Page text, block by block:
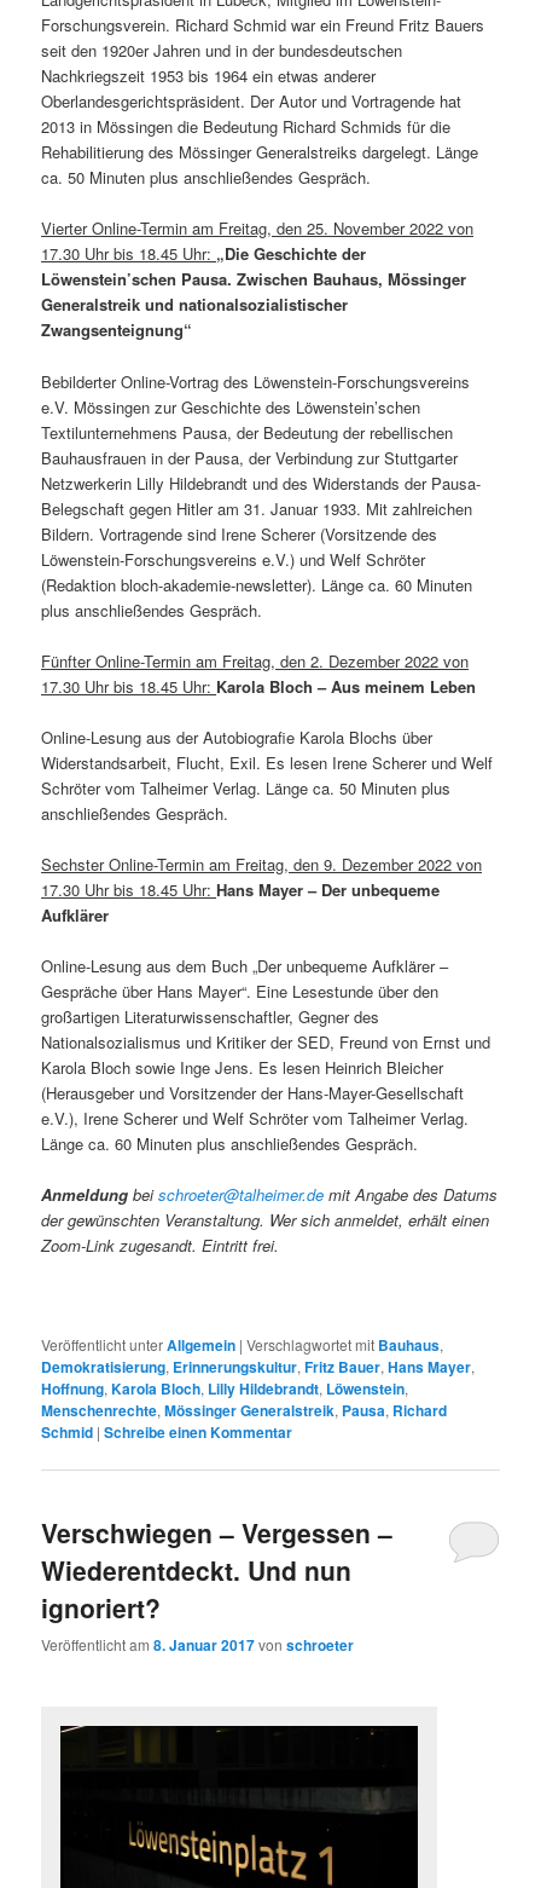
Forschungsverein. Richard Schmid war ein Freund Fritz Bauers
seit den 1920er Jahren und in der bundesdeutschen
Nachkriegszeit 1953 bis 1964 ein etwas anderer
Oberlandesgerichtspräsident. Der Autor und Vortragende hat
2013 in Mössingen die Bedeutung Richard Schmids für die
Rehabilitierung des Mössinger Generalstreiks dargelegt. Länge
ca. 50 Minuten plus anschließendes Gespräch.
Vierter Online-Termin am Freitag, den 25. November 2022 von
17.30 Uhr bis 18.45 Uhr: „Die Geschichte der
Löwenstein’schen Pausa. Zwischen Bauhaus, Mössinger
Generalstreik und nationalsozialistischer
Zwangsenteignung“
Bebilderter Online-Vortrag des Löwenstein-Forschungsvereins
e.V. Mössingen zur Geschichte des Löwenstein’schen
Textilunternehmens Pausa, der Bedeutung der rebellischen
Bauhausfrauen in der Pausa, der Verbindung zur Stuttgarter
Netzwerkerin Lilly Hildebrandt und des Widerstands der Pausa-
Belegschaft gegen Hitler am 31. Januar 1933. Mit zahlreichen
Bildern. Vortragende sind Irene Scherer (Vorsitzende des
Löwenstein-Forschungsvereins e.V.) und Welf Schröter
(Redaktion bloch-akademie-newsletter). Länge ca. 60 Minuten
plus anschließendes Gespräch.
Fünfter Online-Termin am Freitag, den 2. Dezember 2022 von
17.30 Uhr bis 18.45 Uhr: Karola Bloch – Aus meinem Leben
Online-Lesung aus der Autobiografie Karola Blochs über
Widerstandsarbeit, Flucht, Exil. Es lesen Irene Scherer und Welf
Schröter vom Talheimer Verlag. Länge ca. 50 Minuten plus
anschließendes Gespräch.
Sechster Online-Termin am Freitag, den 9. Dezember 2022 von
17.30 Uhr bis 18.45 Uhr:Hans Mayer – Der unbequeme
Aufklärer
Online-Lesung aus dem Buch „Der unbequeme Aufklärer –
Gespräche über Hans Mayer“. Eine Lesestunde über den
großartigen Literaturwissenschaftler, Gegner des
Nationalsozialismus und Kritiker der SED, Freund von Ernst und
Karola Bloch sowie Inge Jens. Es lesen Heinrich Bleicher
(Herausgeber und Vorsitzender der Hans-Mayer-Gesellschaft
e.V.), Irene Scherer und Welf Schröter vom Talheimer Verlag.
Länge ca. 60 Minuten plus anschließendes Gespräch.
Anmeldung beischroeter@talheimer.de mit Angabe des Datums
der gewünschten Veranstaltung. Wer sich anmeldet, erhält einen
Zoom-Link zugesandt. Eintritt frei.
Veröffentlicht unterAllgemein |Verschlagwortet mit Bauhaus,
Demokratisierung, Erinnerungskultur,Fritz Bauer,Hans Mayer,
Hoffnung,Karola Bloch, Lilly Hildebrandt, Löwenstein,
Menschenrechte,Mössinger Generalstreik, Pausa, Richard
Schmid |Schreibe einen Kommentar
Verschwiegen – Vergessen –
Wiederentdeckt. Und nun
ignoriert?
Veröffentlicht am8. Januar 2017vonschroeter